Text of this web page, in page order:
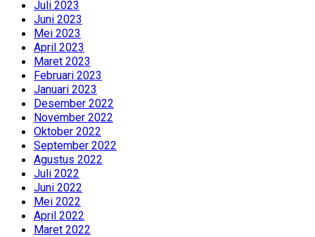
Juli 2023
Juni 2023
Mei 2023
April 2023
Maret 2023
Februari 2023
Januari 2023
Desember 2022
November 2022
Oktober 2022
September 2022
Agustus 2022
Juli 2022
Juni 2022
Mei 2022
April 2022
Maret 2022